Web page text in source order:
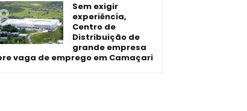
Sem exigir
experiência,
Centro de
Distribuição de
grande empresa
vaga de emprego em Camaçari